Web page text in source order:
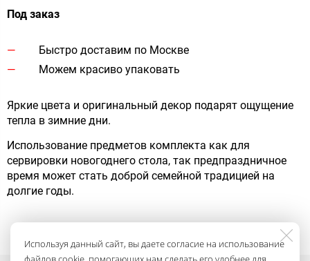
Под заказ
Быстро доставим по Москве
Можем красиво упаковать
Яркие цвета и оригинальный декор подарят ощущение
тепла в зимние дни.
Использование предметов комплекта как для
сервировки новогоднего стола, так предпраздничное
время может стать доброй семейной традицией на
долгие годы.
Используя данный сайт, вы даете согласие на использование